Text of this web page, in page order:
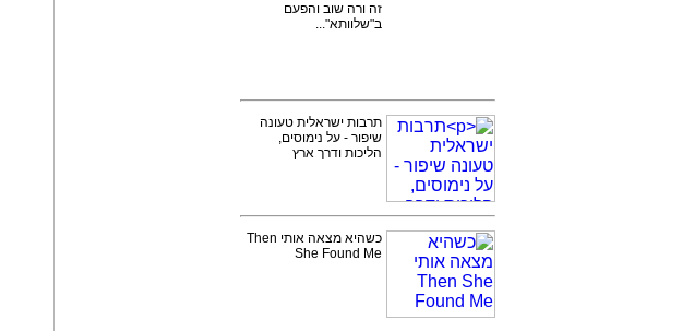
זה ורה שוב והפעם
ב"שלוותא"...
תרבות ישראלית טעונה
שיפור - על נימוסים,
הליכות ודרך ארץ
כשהיא מצאה אותי Then
She Found Me